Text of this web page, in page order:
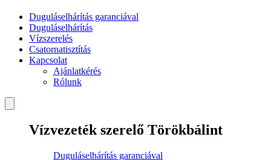
Duguláselhárítás garanciával
Duguláselhárítás
Vízszerelés
Csatornatisztítás
Kapcsolat
Ajánlatkérés
Rólunk
Vízvezeték szerelő Törökbálint
Duguláselhárítás garanciával